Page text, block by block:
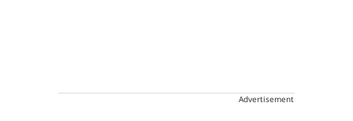
Advertisement